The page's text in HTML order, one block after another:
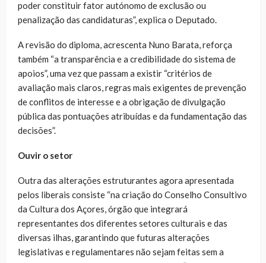
poder constituir fator autónomo de exclusão ou
penalização das candidaturas”, explica o Deputado.
A revisão do diploma, acrescenta Nuno Barata, reforça
também “a transparência e a credibilidade do sistema de
apoios”, uma vez que passam a existir “critérios de
avaliação mais claros, regras mais exigentes de prevenção
de conflitos de interesse e a obrigação de divulgação
pública das pontuações atribuídas e da fundamentação das
decisões”.
Ouvir o setor
Outra das alterações estruturantes agora apresentada
pelos liberais consiste “na criação do Conselho Consultivo
da Cultura dos Açores, órgão que integrará
representantes dos diferentes setores culturais e das
diversas ilhas, garantindo que futuras alterações
legislativas e regulamentares não sejam feitas sem a